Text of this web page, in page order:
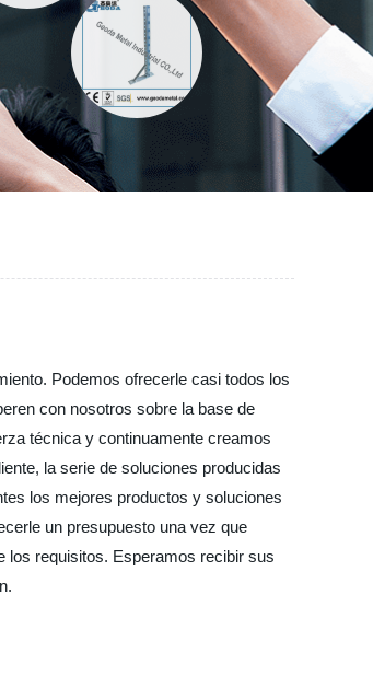
Podemos ofrecerle casi todos los
con nosotros sobre la base de
técnica y continuamente creamos
la serie de soluciones producidas
los mejores productos y soluciones
un presupuesto una vez que
los requisitos. Esperamos recibir sus